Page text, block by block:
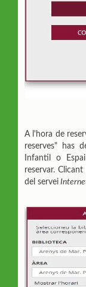
A l'hora de
reserves" has
Infantil o
reservar.
del servei